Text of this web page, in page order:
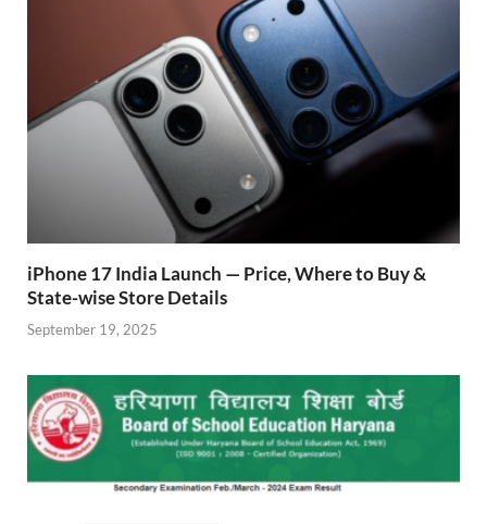
iPhone 17 India Launch — Price, Where to Buy &
State-wise Store Details
September 19, 2025